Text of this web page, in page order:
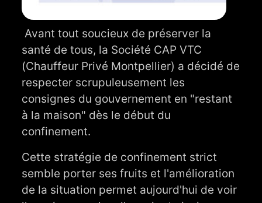
Avant tout soucieux de préserver la
santé de tous, la Société CAP VTC
(Chauffeur Privé Montpellier) a décidé de
respecter scrupuleusement les
consignes du gouvernement en "restant
à la maison" dès le début du
confinement.
Cette stratégie de confinement strict
semble porter ses fruits et l'amélioration
de la situation permet aujourd'hui de voir